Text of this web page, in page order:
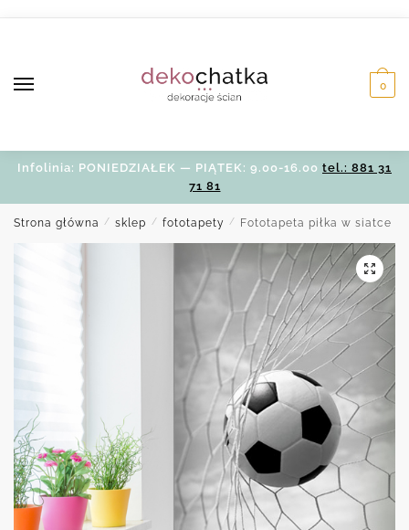
0
Infolinia: PONIEDZIAŁEK — PIĄTEK: 9.00-16.00 tel.: 881 31
71 81
Strona główna / sklep / fototapety / Fototapeta piłka w siatce